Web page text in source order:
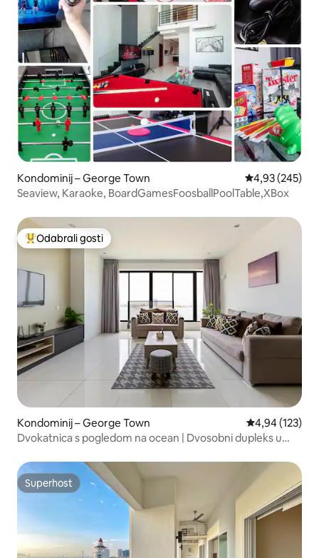
Kondominij – George Town Prosječna
4,93 (245)
Seaview, Karaoke, BoardGamesFoosballPoolTable,XBox
Među najviše rangiranima s oznakom „Odabrali gosti”
Odabrali gosti
Kondominij – George Town Prosječna
4,94 (123)
Dvokatnica s pogledom na ocean | Dvosobni dupleks u
Superhost
Superhost